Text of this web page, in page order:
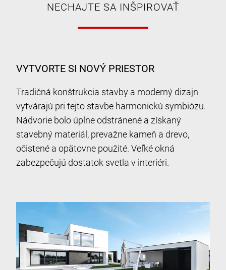
NECHAJTE SA INŠPIROVAŤ
VYTVORTE SI NOVÝ PRIESTOR
Tradičná konštrukcia stavby a moderný dizajn
vytvárajú pri tejto stavbe harmonickú symbiózu.
Nádvorie bolo úplne odstránené a získaný
stavebný materiál, prevažne kameň a drevo,
očistené a opätovne použité. Veľké okná
zabezpečujú dostatok svetla v interiéri.